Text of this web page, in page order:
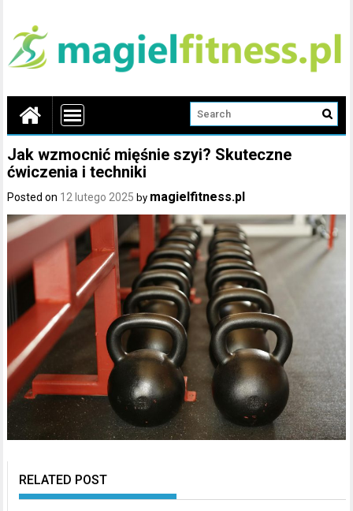
Jak wzmocnić mięśnie szyi? Skuteczne
ćwiczenia i techniki
Posted on 12 lutego 2025 by magielfitness.pl
RELATED POST